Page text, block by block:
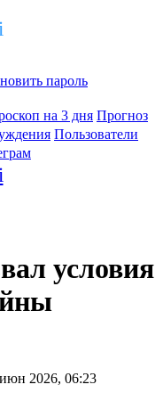
пароль
на 3 дня Прогноз
Пользователи
условия
2026, 06:23